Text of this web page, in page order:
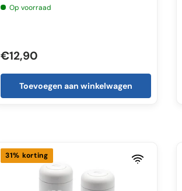
Op voorraad
€12,90
Toevoegen aan winkelwagen
31% korting